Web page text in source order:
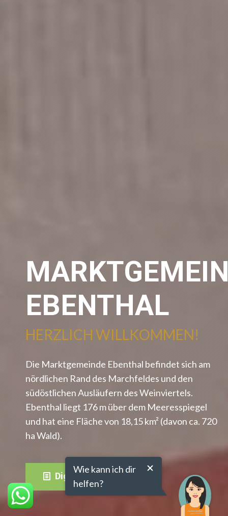
EBENTHAL
HERZLICH WILLKOMMEN!
Die Marktgemeinde Ebenthal befindet sich am
nördlichen Rand des Marchfeldes und den
südöstlichen Ausläufern des Weinviertels.
Ebenthal liegt 176 m über dem Meeresspiegel
und hat eine Fläche von 18,15 km² (davon ca. 720
ha Wald).
Digitale Amtstafel
Wie kann ich dir
helfen?